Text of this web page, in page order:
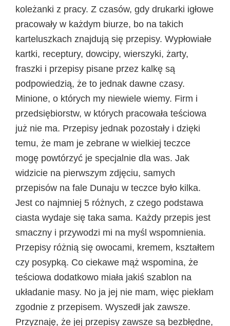
koleżanki z pracy. Z czasów, gdy drukarki igłowe
pracowały w każdym biurze, bo na takich
karteluszkach znajdują się przepisy. Wypłowiałe
kartki, receptury, dowcipy, wierszyki, żarty,
fraszki i przepisy pisane przez kalkę są
podpowiedzią, że to jednak dawne czasy.
Minione, o których my niewiele wiemy. Firm i
przedsiębiorstw, w których pracowała teściowa
już nie ma. Przepisy jednak pozostały i dzięki
temu, że mam je zebrane w wielkiej teczce
mogę powtórzyć je specjalnie dla was. Jak
widzicie na pierwszym zdjęciu, samych
przepisów na fale Dunaju w teczce było kilka.
Jest co najmniej 5 różnych, z czego podstawa
ciasta wydaje się taka sama. Każdy przepis jest
smaczny i przywodzi mi na myśl wspomnienia.
Przepisy różnią się owocami, kremem, kształtem
czy posypką. Co ciekawe mąż wspomina, że
teściowa dodatkowo miała jakiś szablon na
układanie masy. No ja jej nie mam, więc piekłam
zgodnie z przepisem. Wyszedł jak zawsze.
Przyznaję, że jej przepisy zawsze są bezbłędne,